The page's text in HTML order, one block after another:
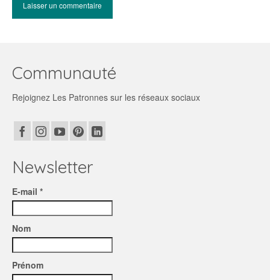
Communauté
Rejoignez Les Patronnes sur les réseaux sociaux
Newsletter
E-mail *
Nom
Prénom